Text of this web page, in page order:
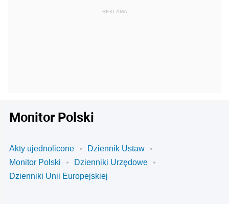
Monitor Polski
Akty ujednolicone
Dziennik Ustaw
Monitor Polski
Dzienniki Urzędowe
Dzienniki Unii Europejskiej